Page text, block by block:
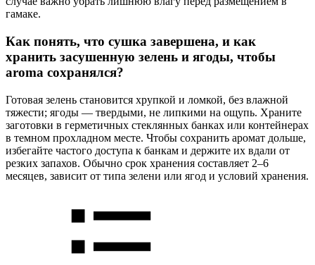
гамаке.
Как понять, что сушка завершена, и как
хранить засушенную зелень и ягоды, чтобы
aroma сохранялся?
Готовая зелень становится хрупкой и ломкой, без влажной
тяжести; ягоды — твердыми, не липкими на ощупь. Храните
заготовки в герметичных стеклянных банках или контейнерах
в темном прохладном месте. Чтобы сохранить аромат дольше,
избегайте частого доступа к банкам и держите их вдали от
резких запахов. Обычно срок хранения составляет 2–6
месяцев, зависит от типа зелени или ягод и условий хранения.